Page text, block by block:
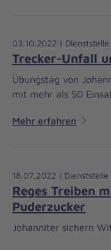
03.10.2022 |
Trecker-Unfall
Übungstag von
mit mehr als 50
Mehr erfahren
18.07.2022 |
Reges Treiben
Puderzucker
Johanniter sichern